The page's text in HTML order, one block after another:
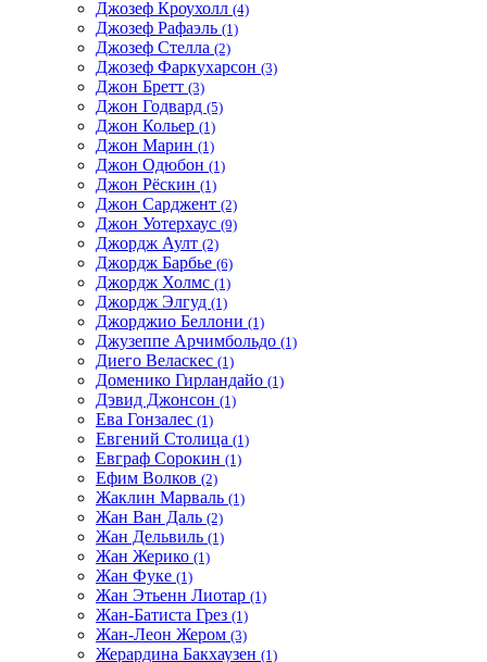
Джозеф Кроухолл (4)
Джозеф Рафаэль (1)
Джозеф Стелла (2)
Джозеф Фаркухарсон (3)
Джон Бретт (3)
Джон Годвард (5)
Джон Кольер (1)
Джон Марин (1)
Джон Одюбон (1)
Джон Рёскин (1)
Джон Сарджент (2)
Джон Уотерхаус (9)
Джордж Аулт (2)
Джордж Барбье (6)
Джордж Холмс (1)
Джордж Элгуд (1)
Джорджио Беллони (1)
Джузеппе Арчимбольдо (1)
Диего Веласкес (1)
Доменико Гирландайо (1)
Дэвид Джонсон (1)
Ева Гонзалес (1)
Евгений Столица (1)
Евграф Сорокин (1)
Ефим Волков (2)
Жаклин Марваль (1)
Жан Ван Даль (2)
Жан Дельвиль (1)
Жан Жерико (1)
Жан Фуке (1)
Жан Этьенн Лиотар (1)
Жан-Батиста Грез (1)
Жан-Леон Жером (3)
Жерардина Бакхаузен (1)